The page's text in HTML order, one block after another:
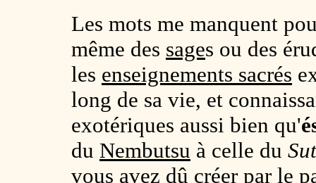
Les mots me manquent
même des sages ou des
les enseignements sacrés
long de sa vie, et
exotériques aussi bien qu'
du Nembutsu à celle du
vous avez dû créer par le